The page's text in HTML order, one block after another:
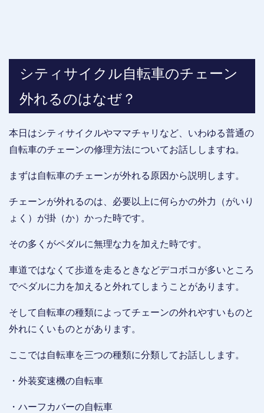
シティサイクル自転車のチェーン
外れるのはなぜ？
本日はシティサイクルやママチャリなど、いわゆる普通の
自転車のチェーンの修理方法についてお話ししますね。
まずは自転車のチェーンが外れる原因から説明します。
チェーンが外れるのは、必要以上に何らかの外力（がいり
ょく）が掛（か）かった時です。
その多くがペダルに無理な力を加えた時です。
車道ではなくて歩道を走るときなどデコボコが多いところ
でペダルに力を加えると外れてしまうことがあります。
そして自転車の種類によってチェーンの外れやすいものと
外れにくいものとがあります。
ここでは自転車を三つの種類に分類してお話しします。
・外装変速機の自転車
・ハーフカバーの自転車